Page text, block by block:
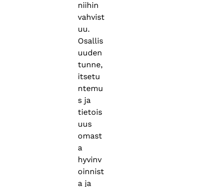
niihin
vahvist
uu.
Osallis
uuden
tunne,
itsetu
ntemu
s ja
tietois
uus
omast
a
hyvinv
oinnist
a ja